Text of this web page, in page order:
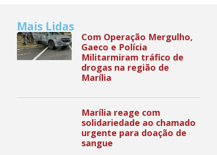
Mais Lidas
Com Operação Mergulho,
Gaeco e Polícia
Militarmiram tráfico de
drogas na região de
Marília
Marília reage com
solidariedade ao chamado
urgente para doação de
sangue